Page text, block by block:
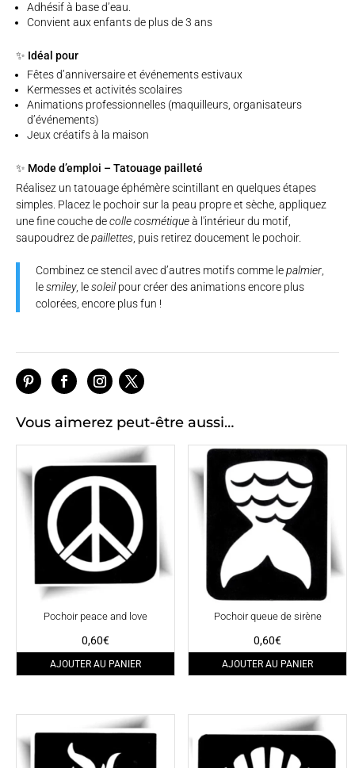
Adhésif à base d’eau.
Convient aux enfants de plus de 3 ans
✨ Idéal pour
Fêtes d’anniversaire et événements estivaux
Kermesses et activités scolaires
Animations professionnelles (maquilleurs, organisateurs
d’événements)
Jeux créatifs à la maison
✨ Mode d’emploi – Tatouage pailleté
Réalisez un tatouage éphémère scintillant en quelques étapes
simples. Placez le pochoir sur la peau propre et sèche, appliquez
une fine couche decolle cosmétiqueà l'intérieur du motif,
saupoudrez depaillettes, puis retirez doucement le pochoir.
Combinez ce stencil avec d’autres motifs comme lepalmier,
lesmiley, lesoleil pour créer des animations encore plus
colorées, encore plus fun !
Vous aimerez peut-être aussi…
Pochoir peace and love
0,60€
AJOUTER AU PANIER
Pochoir queue de sirène
0,60€
AJOUTER AU PANIER